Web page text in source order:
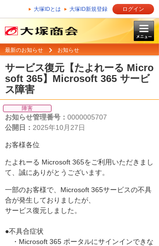
大塚IDとは 大塚ID新規登録 ログイン
最新のお知らせ お知らせ
サービス復元【たよれーる Micro
soft 365】Microsoft 365 サービ
ス障害
障害
お知らせ管理番号： 0000005707
公開日： 2025年10月27日
お客様各位
たよれーる Microsoft 365をご利用いただきまし
て、誠にありがとうございます。
一部のお客様で、Microsoft 365サービスの不具
合が発生しておりましたが、
サービス復元しました。
●不具合症状
・Microsoft 365 ポータルにサインインできな